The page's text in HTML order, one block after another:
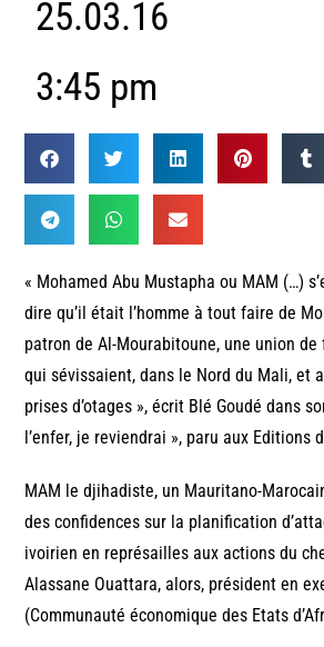
25.03.16
3:45 pm
« Mohamed Abu Mustapha ou MAM (…)
dire qu’il était l’homme à tout faire de
patron de Al-Mourabitoune, une union
qui sévissaient, dans le Nord du Mali, et
prises d’otages », écrit Blé Goudé dans
l’enfer, je reviendrai », paru aux Editions
MAM le djihadiste, un Mauritano-
des confidences sur la planification
ivoirien en représailles aux actions du
Alassane Ouattara, alors, président en
(Communauté économique des Etats